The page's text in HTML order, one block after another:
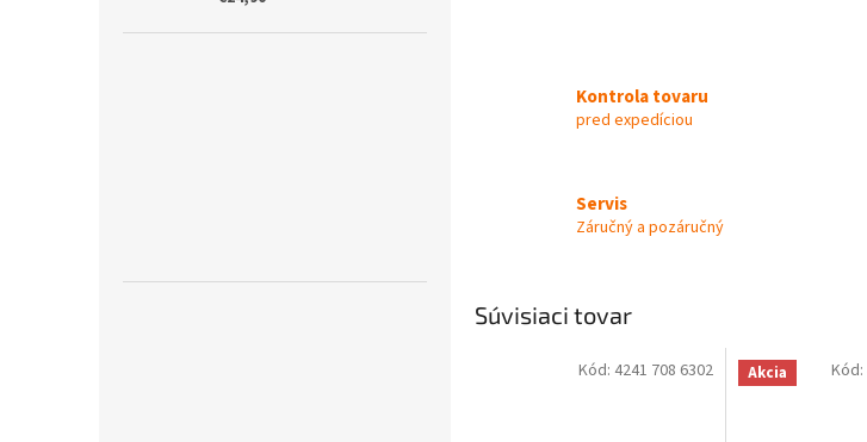
Kontrola tovaru
pred expedíciou
Servis
Záručný a pozáručný
Súvisiaci tovar
Kód: 4241 708 6302 Akcia Kód: